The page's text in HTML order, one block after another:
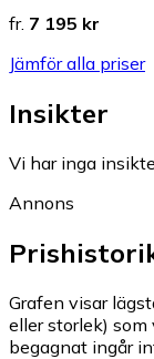
fr. 7 195 kr
Jämför alla priser
Insikter
Vi har inga
Annons
Grafen visar
eller storlek)
begagnat ingår